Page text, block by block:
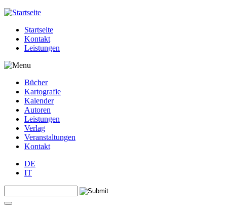
Jump to navigation
Startseite
Kontakt
Leistungen
Bücher
Kartografie
Kalender
Autoren
Leistungen
Verlag
Veranstaltungen
Kontakt
DE
IT
Suchformular